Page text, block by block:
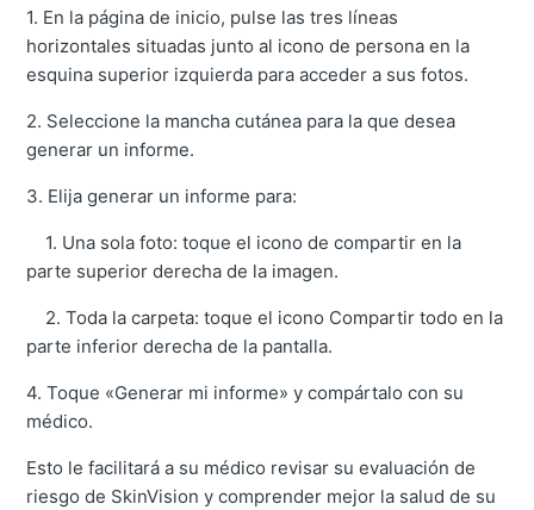
1. En la página de inicio, pulse las tres líneas
horizontales situadas junto al icono de persona en la
esquina superior izquierda para acceder a sus fotos.
2. Seleccione la mancha cutánea para la que desea
generar un informe.
3. Elija generar un informe para:
1. Una sola foto: toque el icono de compartir en la
parte superior derecha de la imagen.
2. Toda la carpeta: toque el icono Compartir todo en la
parte inferior derecha de la pantalla.
4. Toque «Generar mi informe» y compártalo con su
médico.
Esto le facilitará a su médico revisar su evaluación de
riesgo de SkinVision y comprender mejor la salud de su